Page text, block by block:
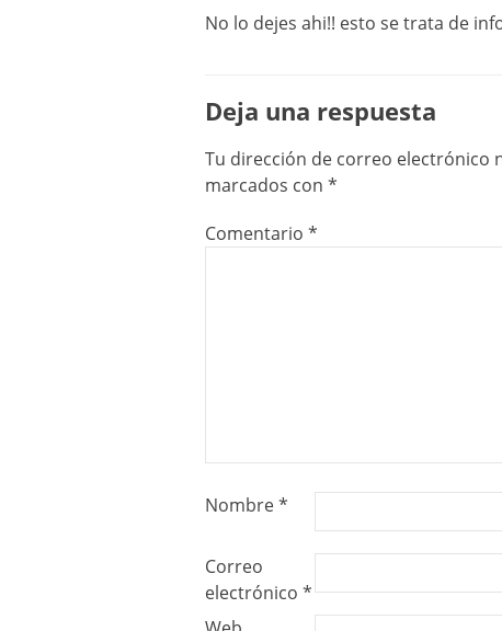
No lo dejes ahi!! esto se trata de
Deja una respuesta
Tu dirección de correo electrónico
marcados con *
Comentario *
Nombre*
Correo
electrónico *